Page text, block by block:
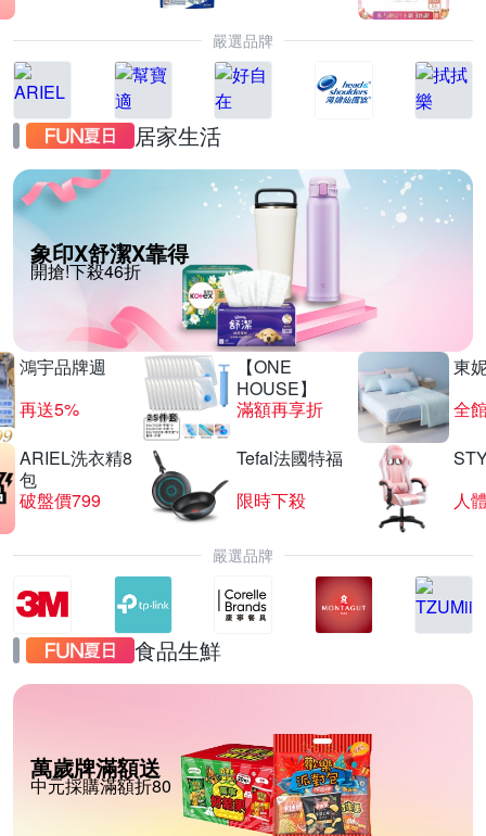
嚴選品牌
居家生活
象印X舒潔X靠得
開搶!下殺46折
鴻宇品牌週
再送5%
【ONE
HOUSE】
滿額再享折
東
全
ARIEL洗衣精8
包
破盤價799
Tefal法國特福
限時下殺
嚴選品牌
食品生鮮
萬歲牌滿額送
中元採購滿額折80